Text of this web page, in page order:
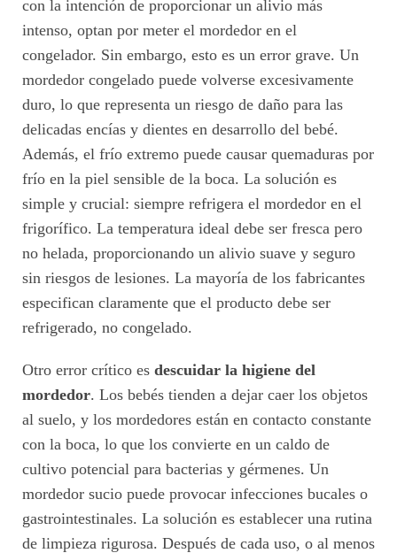
con la intención de proporcionar un alivio más
intenso, optan por meter el mordedor en el
congelador. Sin embargo, esto es un error grave. Un
mordedor congelado puede volverse excesivamente
duro, lo que representa un riesgo de daño para las
delicadas encías y dientes en desarrollo del bebé.
Además, el frío extremo puede causar quemaduras por
frío en la piel sensible de la boca. La solución es
simple y crucial: siempre refrigera el mordedor en el
frigorífico. La temperatura ideal debe ser fresca pero
no helada, proporcionando un alivio suave y seguro
sin riesgos de lesiones. La mayoría de los fabricantes
especifican claramente que el producto debe ser
refrigerado, no congelado.
Otro error crítico es descuidar la higiene del
mordedor. Los bebés tienden a dejar caer los objetos
al suelo, y los mordedores están en contacto constante
con la boca, lo que los convierte en un caldo de
cultivo potencial para bacterias y gérmenes. Un
mordedor sucio puede provocar infecciones bucales o
gastrointestinales. La solución es establecer una rutina
de limpieza rigurosa. Después de cada uso, o al menos